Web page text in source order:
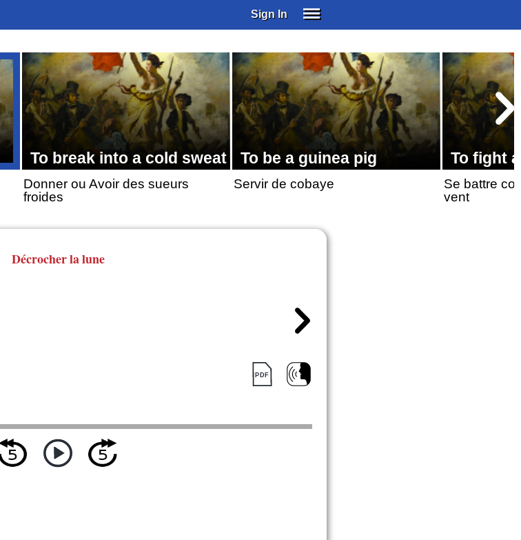
Sign In
SUBSCRIBE
EDUCATIONAL LICENSES
GIFT CARDS
OTHER LANGUAGES
ABOUT US
ALEXA
ADJUST COLORS
To break into a cold sweat
Donner ou Avoir des sueurs
froides
To be a guinea pig
Servir de cobaye
To fight
Se battre
vent
Décrocherla lune